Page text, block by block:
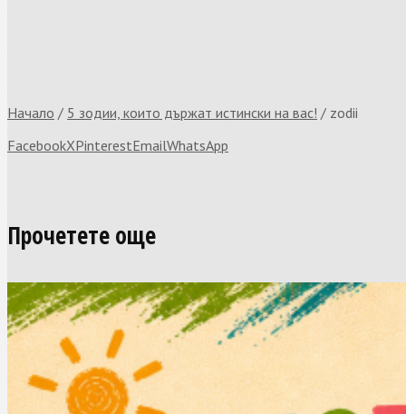
Начало / 5 зодии, които държат истински на вас! / zodii
FacebookXPinterestEmailWhatsApp
Прочетете още